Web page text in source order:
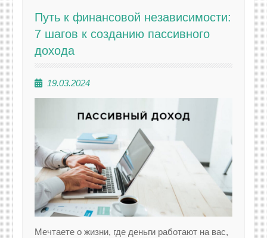
Путь к финансовой независимости:
7 шагов к созданию пассивного
дохода
19.03.2024
Мечтаете о жизни, где деньги работают на вас,